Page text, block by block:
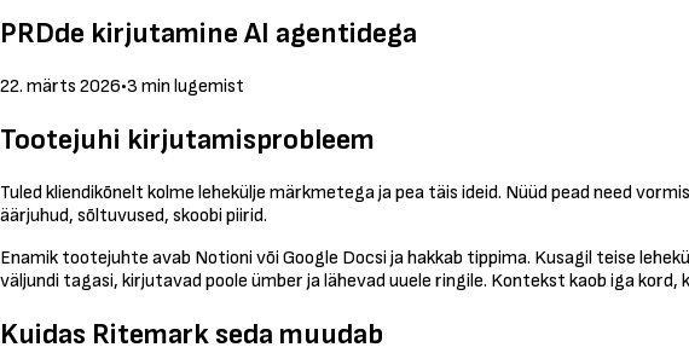
PRDde kirjutamine AI agentidega
22. märts 2026•3 min lugemist
Tootejuhi kirjutamisprobleem
Tuled kliendikõnelt kolme lehekülje märkmetega ja pea täis ideid. Nüüd pead need
äärjuhud, sõltuvused, skoobi piirid.
Enamik tootejuhte avab Notioni või Google Docsi ja hakkab tippima. Kusagil teise
väljundi tagasi, kirjutavad poole ümber ja lähevad uuele ringile. Kontekst kaob iga
Kuidas Ritemark seda muudab